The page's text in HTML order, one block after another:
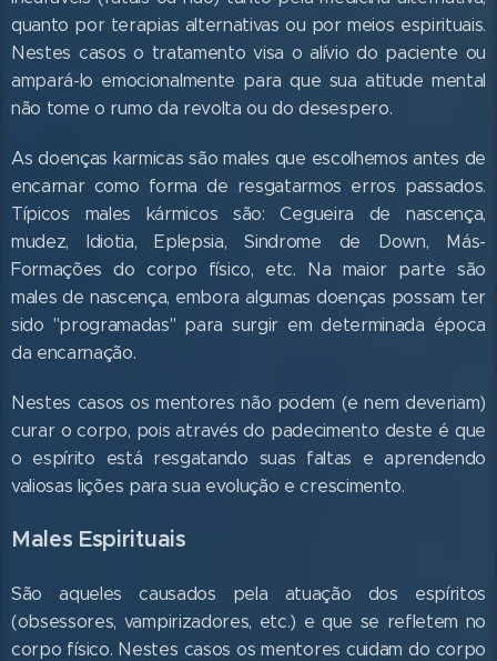
quanto por terapias alternativas ou por meios espirituais.
Nestes casos o tratamento visa o alívio do paciente ou
ampará-lo emocionalmente para que sua atitude mental
não tome o rumo da revolta ou do desespero.
As doenças karmicas são males que escolhemos antes de
encarnar como forma de resgatarmos erros passados.
Típicos males kármicos são: Cegueira de nascença,
mudez, Idiotia, Eplepsia, Sindrome de Down, Más-
Formações do corpo físico, etc. Na maior parte são
males de nascença, embora algumas doenças possam ter
sido "programadas" para surgir em determinada época
da encarnação.
Nestes casos os mentores não podem (e nem deveriam)
curar o corpo, pois através do padecimento deste é que
o espírito está resgatando suas faltas e aprendendo
valiosas lições para sua evolução e crescimento.
Males Espirituais
São aqueles causados pela atuação dos espíritos
(obsessores, vampirizadores, etc.) e que se refletem no
corpo físico. Nestes casos os mentores cuidam do corpo